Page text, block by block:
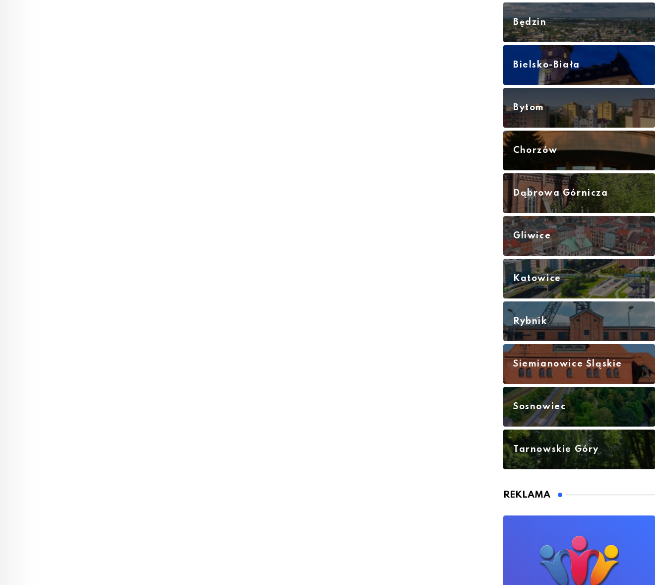
Będzin
Bielsko-Biała
Bytom
Chorzów
Dąbrowa Górnicza
Gliwice
Katowice
Rybnik
Siemianowice Śląskie
Sosnowiec
Tarnowskie Góry
REKLAMA